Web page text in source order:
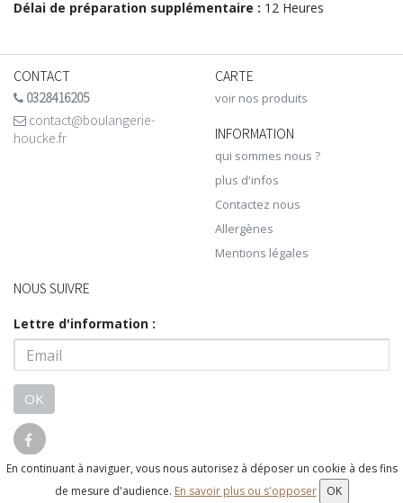
Délai de préparation supplémentaire : 12 Heures
CONTACT
0328416205
contact@boulangerie-
houcke.fr
CARTE
voir nos produits
INFORMATION
qui sommes nous ?
plus d'infos
Contactez nous
Allergènes
Mentions légales
NOUS SUIVRE
Lettre d'information :
OK
© 2026 - Logiciel
SaasFood - Logiciel de gestion de commande sur
internet et en magasin
En continuant à naviguer, vous nous autorisez à déposer un cookie à des fins
de mesure d'audience. En savoir plus ou s'opposer OK